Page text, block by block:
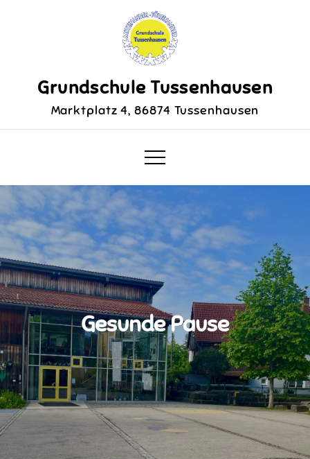
Grundschule Tussenhausen
Marktplatz 4, 86874 Tussenhausen
Gesunde Pause